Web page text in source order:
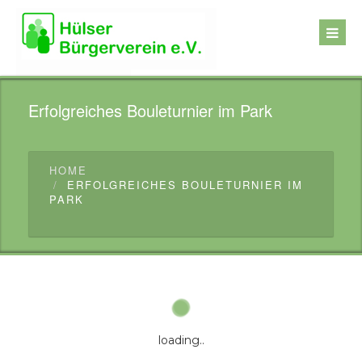
Erfolgreiches Bouleturnier im Park
HOME
ERFOLGREICHES BOULETURNIER IM
PARK
loading..